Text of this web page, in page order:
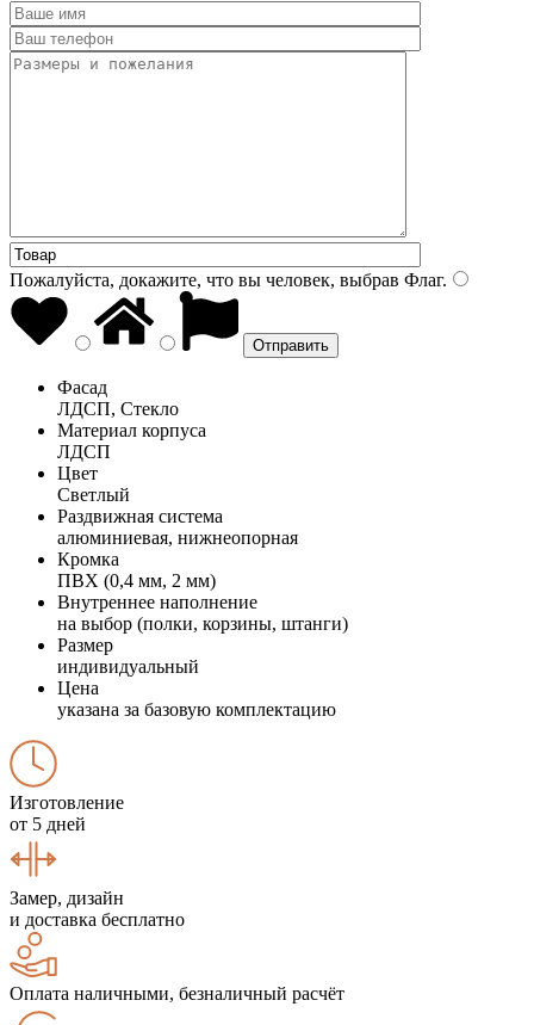
Пожалуйста, докажите, что вы человек, выбрав Флаг.
Фасад
ЛДСП, Стекло
Материал корпуса
ЛДСП
Цвет
Светлый
Раздвижная система
алюминиевая, нижнеопорная
Кромка
ПВХ (0,4 мм, 2 мм)
Внутреннее наполнение
на выбор (полки, корзины, штанги)
Размер
индивидуальный
Цена
указана за базовую комплектацию
Изготовление
от 5 дней
Замер, дизайн
и доставка бесплатно
Оплата наличными, безналичный расчёт